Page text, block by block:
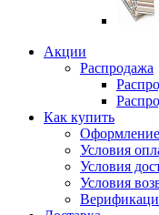
Акции
Распродажа
Как купить
Оформление
Условия
Условия
Условия